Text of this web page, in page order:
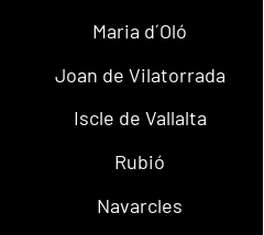
Maria d´Oló
Joan de Vilatorrada
Iscle de Vallalta
Rubió
Navarcles